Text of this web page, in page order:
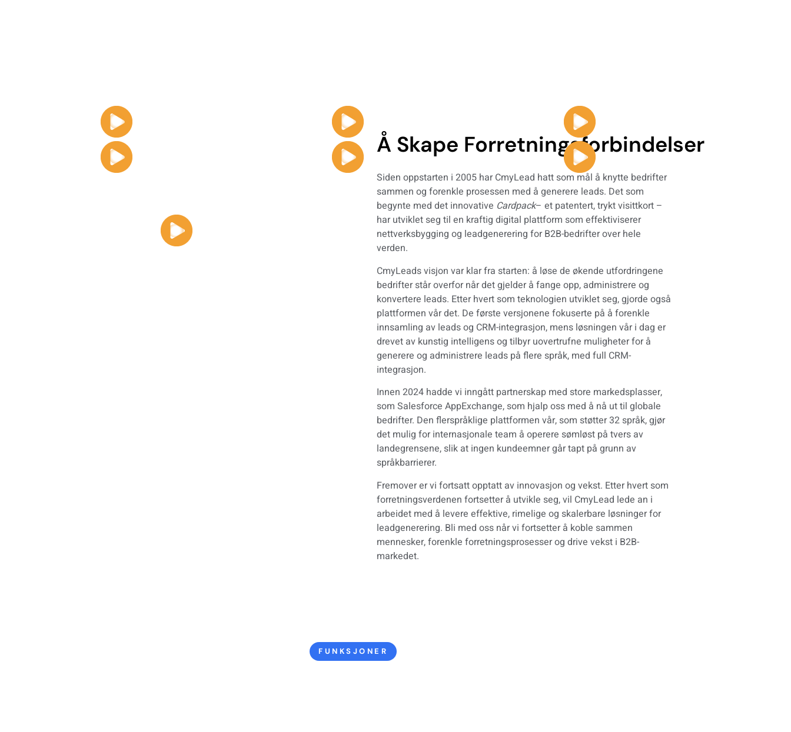
Å Skape Forretningsforbindelser
Siden oppstarten i 2005 har CmyLead hatt som mål å knytte bedrifter
sammen og forenkle prosessen med å generere leads. Det som
begynte med det innovative Cardpack– et patentert, trykt visittkort –
har utviklet seg til en kraftig digital plattform som effektiviserer
nettverksbygging og leadgenerering for B2B-bedrifter over hele
verden.
CmyLeads visjon var klar fra starten: å løse de økende utfordringene
bedrifter står overfor når det gjelder å fange opp, administrere og
konvertere leads. Etter hvert som teknologien utviklet seg, gjorde også
plattformen vår det. De første versjonene fokuserte på å forenkle
innsamling av leads og CRM-integrasjon, mens løsningen vår i dag er
drevet av kunstig intelligens og tilbyr uovertrufne muligheter for å
generere og administrere leads på flere språk, med full CRM-
integrasjon.
Innen 2024 hadde vi inngått partnerskap med store markedsplasser,
som Salesforce AppExchange, som hjalp oss med å nå ut til globale
bedrifter. Den flerspråklige plattformen vår, som støtter 32 språk, gjør
det mulig for internasjonale team å operere sømløst på tvers av
landegrensene, slik at ingen kundeemner går tapt på grunn av
språkbarrierer.
Fremover er vi fortsatt opptatt av innovasjon og vekst. Etter hvert som
forretningsverdenen fortsetter å utvikle seg, vil CmyLead lede an i
arbeidet med å levere effektive, rimelige og skalerbare løsninger for
leadgenerering. Bli med oss når vi fortsetter å koble sammen
mennesker, forenkle forretningsprosesser og drive vekst i B2B-
markedet.
FUNKSJONER